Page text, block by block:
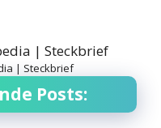
| Steckbrief
Posts: